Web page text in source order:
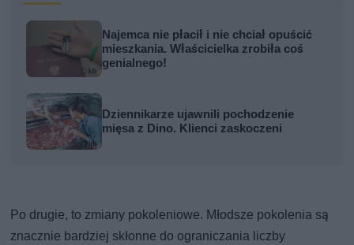
Najemca nie płacił i nie chciał opuścić
mieszkania. Właścicielka zrobiła coś
genialnego!
Dziennikarze ujawnili pochodzenie
mięsa z Dino. Klienci zaskoczeni
Po drugie, to zmiany pokoleniowe. Młodsze pokolenia są
znacznie bardziej skłonne do ograniczania liczby